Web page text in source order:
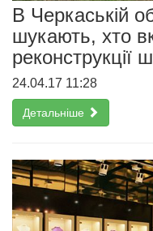
В Черкаській
шукають, хто
реконструкції
24.04.17 11:28
Детальніше